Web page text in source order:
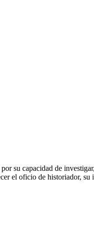
su capacidad de
el oficio de historiador,